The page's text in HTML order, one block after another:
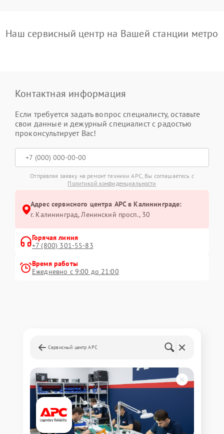
Наш сервисный центр на Вашей станции метро
Контактная информация
Если требуется задать вопрос специалисту, оставьте
свои данные и дежурный специалист с радостью
проконсультирует Вас!
Отправляя заявку на ремонт техники APC, Вы соглашаетесь с
Политикой конфиденциальности
Адрес сервисного центра APC в Калининграде:
г. Калининград, Ленинский просп., 30
Горячая линия
+7 (800) 301-55-83
Время работы
Ежедневно с 9:00 до 21:00
Сервисный центр APC